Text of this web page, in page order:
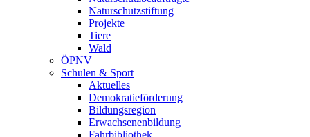
Naturschutzstiftung
Projekte
Tiere
Wald
ÖPNV
Schulen & Sport
Aktuelles
Demokratieförderung
Bildungsregion
Erwachsenenbildung
Fahrbibliothek